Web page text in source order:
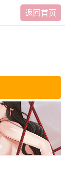
返回首页
交